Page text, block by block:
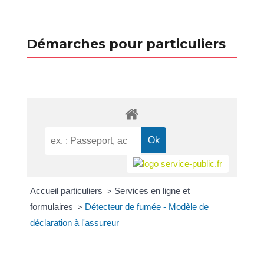
Démarches pour particuliers
Accueil particuliers > Services en ligne et
formulaires
> Détecteur de fumée - Modèle de
déclaration à l'assureur